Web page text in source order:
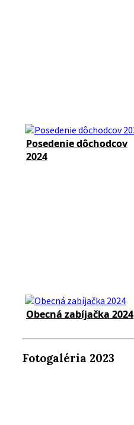
Posedenie dôchodcov
2024
Obecná zabíjačka 2024
Fotogaléria 2023